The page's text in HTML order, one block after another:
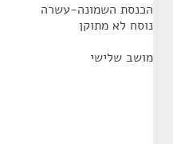
הכנסת השמונה-עשרה
נוסח לא מתוקן
מושב שלישי